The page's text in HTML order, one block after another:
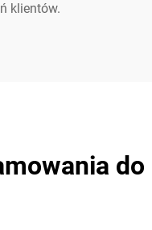
klientów.